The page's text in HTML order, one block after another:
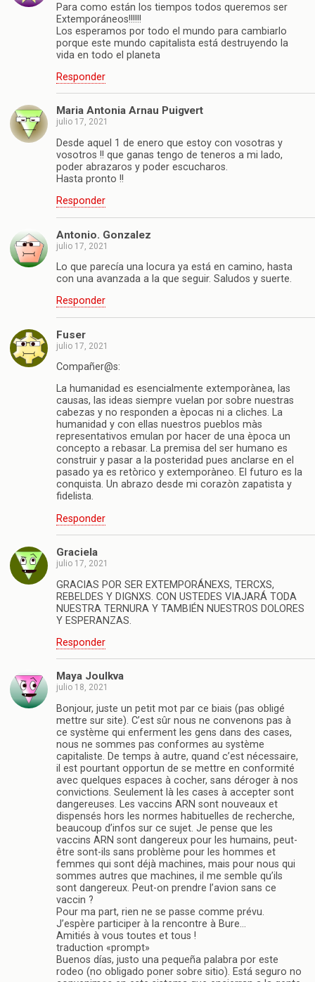
Para como están los tiempos todos queremos ser
Extemporáneos!!!!!!
Los esperamos por todo el mundo para cambiarlo
porque este mundo capitalista está destruyendo la
vida en todo el planeta
Responder
Maria Antonia Arnau Puigvert
julio 17, 2021
Desde aquel 1 de enero que estoy con vosotras y
vosotros !! que ganas tengo de teneros a mi lado,
poder abrazaros y poder escucharos.
Hasta pronto !!
Responder
Antonio. Gonzalez
julio 17, 2021
Lo que parecía una locura ya está en camino, hasta
con una avanzada a la que seguir. Saludos y suerte.
Responder
Fuser
julio 17, 2021
Compañer@s:
La humanidad es esencialmente extemporànea, las
causas, las ideas siempre vuelan por sobre nuestras
cabezas y no responden a èpocas ni a cliches. La
humanidad y con ellas nuestros pueblos màs
representativos emulan por hacer de una època un
concepto a rebasar. La premisa del ser humano es
construir y pasar a la posteridad pues anclarse en el
pasado ya es retòrico y extemporàneo. El futuro es la
conquista. Un abrazo desde mi corazòn zapatista y
fidelista.
Responder
Graciela
julio 17, 2021
GRACIAS POR SER EXTEMPORÁNEXS, TERCXS,
REBELDES Y DIGNXS. CON USTEDES VIAJARÁ TODA
NUESTRA TERNURA Y TAMBIÉN NUESTROS DOLORES
Y ESPERANZAS.
Responder
Maya Joulkva
julio 18, 2021
Bonjour, juste un petit mot par ce biais (pas obligé
mettre sur site). C’est sûr nous ne convenons pas à
ce système qui enferment les gens dans des cases,
nous ne sommes pas conformes au système
capitaliste. De temps à autre, quand c’est nécessaire,
il est pourtant opportun de se mettre en conformité
avec quelques espaces à cocher, sans déroger à nos
convictions. Seulement là les cases à accepter sont
dangereuses. Les vaccins ARN sont nouveaux et
dispensés hors les normes habituelles de recherche,
beaucoup d’infos sur ce sujet. Je pense que les
vaccins ARN sont dangereux pour les humains, peut-
être sont-ils sans problème pour les hommes et
femmes qui sont déjà machines, mais pour nous qui
sommes autres que machines, il me semble qu’ils
sont dangereux. Peut-on prendre l’avion sans ce
vaccin ?
Pour ma part, rien ne se passe comme prévu.
J’espère participer à la rencontre à Bure…
Amitiés à vous toutes et tous !
traduction «prompt»
Buenos días, justo una pequeña palabra por este
rodeo (no obligado poner sobre sitio). Está seguro no